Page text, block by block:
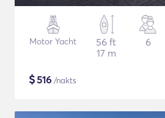
Motor Yacht
56 ft
17 m
6
$516 /nakts